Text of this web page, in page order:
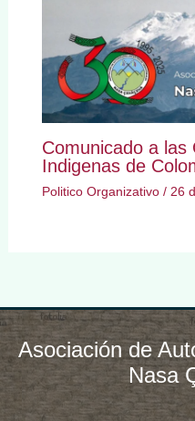
Comunicado a las
Indigenas de
Politico Organizativo/ 26
Asociación de
Nasa